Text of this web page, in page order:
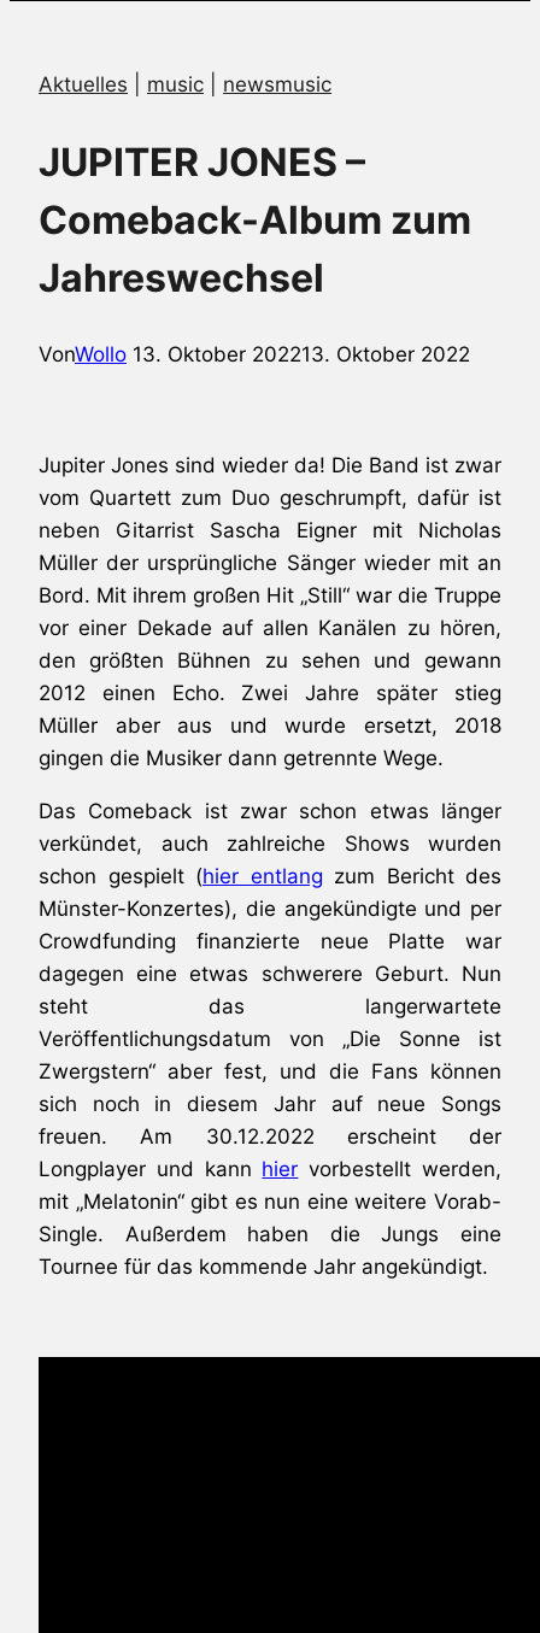
Aktuelles music newsmusic
JUPITER JONES –
Comeback-Album zum
Jahreswechsel
VonWollo 13. Oktober 202213. Oktober 2022
Jupiter Jones sind wieder da! Die Band ist zwar
vom Quartett zum Duo geschrumpft, dafür ist
neben Gitarrist Sascha Eigner mit Nicholas
Müller der ursprüngliche Sänger wieder mit an
Bord. Mit ihrem großen Hit „Still“ war die Truppe
vor einer Dekade auf allen Kanälen zu hören,
den größten Bühnen zu sehen und gewann
2012 einen Echo. Zwei Jahre später stieg
Müller aber aus und wurde ersetzt, 2018
gingen die Musiker dann getrennte Wege.
Das Comeback ist zwar schon etwas länger
verkündet, auch zahlreiche Shows wurden
schon gespielt (hier entlang zum Bericht des
Münster-Konzertes), die angekündigte und per
Crowdfunding finanzierte neue Platte war
dagegen eine etwas schwerere Geburt. Nun
steht das langerwartete
Veröffentlichungsdatum von „Die Sonne ist
Zwergstern“ aber fest, und die Fans können
sich noch in diesem Jahr auf neue Songs
freuen. Am 30.12.2022 erscheint der
Longplayer und kann hier vorbestellt werden,
mit „Melatonin“ gibt es nun eine weitere Vorab-
Single. Außerdem haben die Jungs eine
Tournee für das kommende Jahr angekündigt.